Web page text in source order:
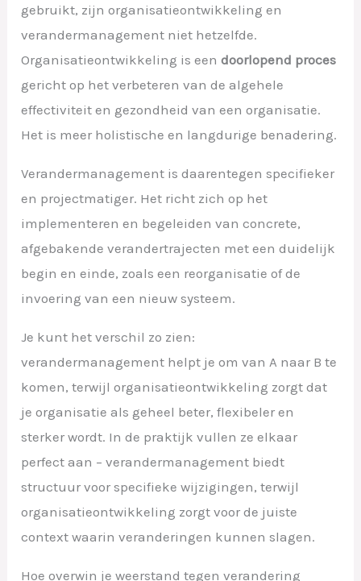
gebruikt, zijn organisatieontwikkeling en
verandermanagement niet hetzelfde.
Organisatieontwikkeling is eendoorlopend proces
gericht op het verbeteren van de algehele
effectiviteit en gezondheid van een organisatie.
Het is meer holistische en langdurige benadering.
Verandermanagement is daarentegen specifieker
en projectmatiger. Het richt zich op het
implementeren en begeleiden van concrete,
afgebakende verandertrajecten met een duidelijk
begin en einde, zoals een reorganisatie of de
invoering van een nieuw systeem.
Je kunt het verschil zo zien:
verandermanagement helpt je om van A naar B te
komen, terwijl organisatieontwikkeling zorgt dat
je organisatie als geheel beter, flexibeler en
sterker wordt. In de praktijk vullen ze elkaar
perfect aan – verandermanagement biedt
structuur voor specifieke wijzigingen, terwijl
organisatieontwikkeling zorgt voor de juiste
context waarin veranderingen kunnen slagen.
Hoe overwin je weerstand tegen verandering